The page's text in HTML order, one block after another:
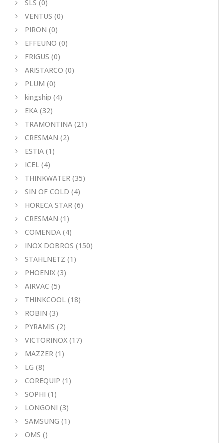
SLS (0)
VENTUS (0)
PIRON (0)
EFFEUNO (0)
FRIGUS (0)
ARISTARCO (0)
PLUM (0)
kingship (4)
EKA (32)
TRAMONTINA (21)
CRESMAN (2)
ESTIA (1)
ICEL (4)
THINKWATER (35)
SIN OF COLD (4)
HORECA STAR (6)
CRESMAN (1)
COMENDA (4)
INOX DOBROS (150)
STAHLNETZ (1)
PHOENIX (3)
AIRVAC (5)
THINKCOOL (18)
ROBIN (3)
PYRAMIS (2)
VICTORINOX (17)
MAZZER (1)
LG (8)
COREQUIP (1)
SOPHI (1)
LONGONI (3)
SAMSUNG (1)
OMS ()